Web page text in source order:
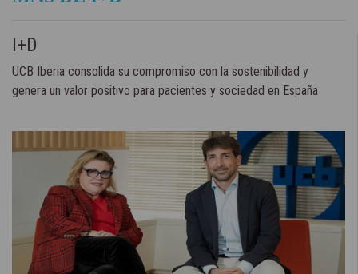
I+D
UCB Iberia consolida su compromiso con la sostenibilidad y
genera un valor positivo para pacientes y sociedad en España